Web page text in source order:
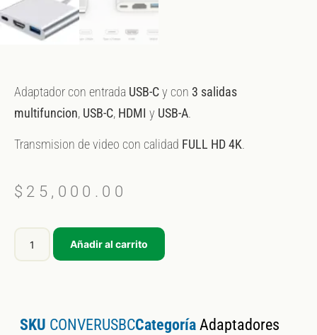
Adaptador con entrada USB-Cy con 3 salidas
multifuncion, USB-C, HDMI y USB-A
Transmision de video con calidad FULL HD 4K.
$ 25,000.00
Añadir al carrito
SKU CONVERUSBCCategoría Adaptadores